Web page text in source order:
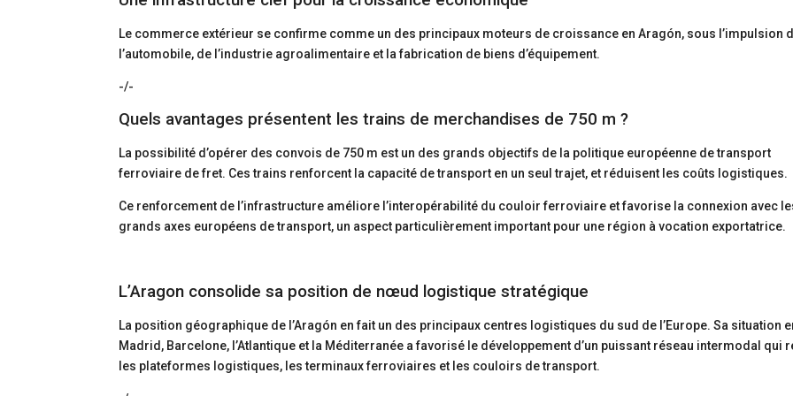
Le commerce extérieur se confirme comme un des principaux moteurs de croissance en Aragón, sous l’impulsion
l’automobile, de l’industrie agroalimentaire et la fabrication de biens d’équipement.
-/-
Quels avantages présentent les trains de merchandises de 750 m ?
La possibilité d’opérer des convois de 750 m est un des grands objectifs de la politique européenne de transport
ferroviaire de fret. Ces trains renforcent la capacité de transport en un seul trajet, et réduisent les coûts logistiques.
Ce renforcement de l’infrastructure améliore l’interopérabilité du couloir ferroviaire et favorise la connexion avec
grands axes européens de transport, un aspect particulièrement important pour une région à vocation exportatrice.
L’Aragon consolide sa position de nœud logistique stratégique
La position géographique de l’Aragón en fait un des principaux centres logistiques du sud de l’Europe. Sa situation
Madrid, Barcelone, l’Atlantique et la Méditerranée a favorisé le développement d’un puissant réseau intermodal qui
les plateformes logistiques, les terminaux ferroviaires et les couloirs de transport.